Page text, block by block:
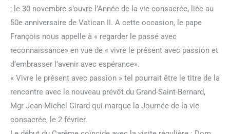
; le 30 novembre s’ouvre l’Année de la vie consacrée, liée au
50e anniversaire de Vatican II. A cette occasion, le pape
François nous appelle à « regarder le passé avec
reconnaissance» en vue de « vivre le présent avec passion et
d’embrasser l’avenir avec espérance».
« Vivre le présent avec passion » tel pourrait être le titre de la
rencontre avec le nouveau prévôt du Grand-Saint-Bernard,
Mgr Jean-Michel Girard qui marque la Journée de la vie
consacrée, le 2 février.